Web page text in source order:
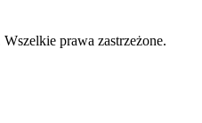
prawa zastrzeżone.